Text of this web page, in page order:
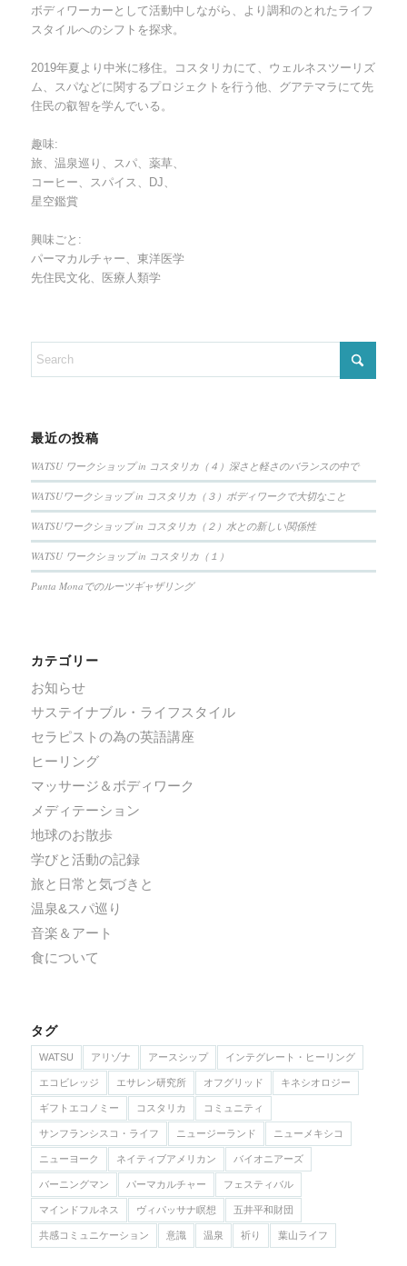
ボディワーカーとして活動中しながら、より調和のとれたライフ
スタイルへのシフトを探求。
2019年夏より中米に移住。コスタリカにて、ウェルネスツーリズ
ム、スパなどに関するプロジェクトを行う他、グアテマラにて先
住民の叡智を学んでいる。
趣味:
旅、温泉巡り、スパ、薬草、
コーヒー、スパイス、DJ、
星空鑑賞
興味ごと:
パーマカルチャー、東洋医学
先住民文化、医療人類学
最近の投稿
WATSU ワークショップ in コスタリカ（４）深さと軽さのバランスの中で
WATSUワークショップ in コスタリカ（３）ボディワークで大切なこと
WATSUワークショップ in コスタリカ（２）水との新しい関係性
WATSU ワークショップ in コスタリカ（１）
Punta Monaでのルーツギャザリング
カテゴリー
お知らせ
サステイナブル・ライフスタイル
セラピストの為の英語講座
ヒーリング
マッサージ＆ボディワーク
メディテーション
地球のお散歩
学びと活動の記録
旅と日常と気づきと
温泉&スパ巡り
音楽＆アート
食について
タグ
WATSU アリゾナ アースシップ インテグレート・ヒーリング
エコビレッジ エサレン研究所 オフグリッド キネシオロジー
ギフトエコノミー コスタリカ コミュニティ
サンフランシスコ・ライフ ニュージーランド ニューメキシコ
ニューヨーク ネイティブアメリカン バイオニアーズ
バーニングマン パーマカルチャー フェスティバル
マインドフルネス ヴィパッサナ瞑想 五井平和財団
共感コミュニケーション 意識 温泉 祈り 葉山ライフ